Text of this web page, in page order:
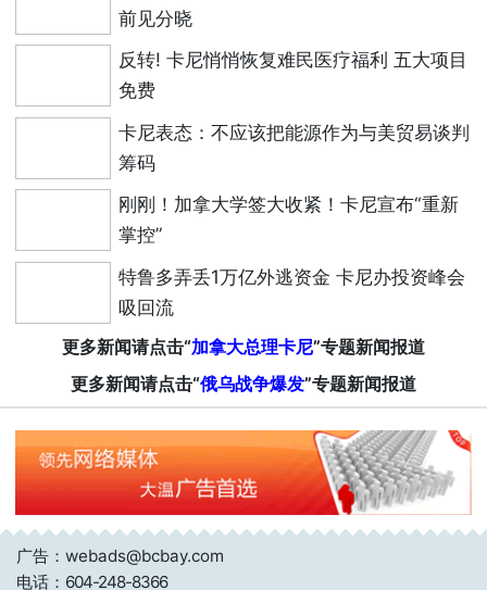
前见分晓
反转! 卡尼悄悄恢复难民医疗福利 五大项目
免费
卡尼表态：不应该把能源作为与美贸易谈判
筹码
刚刚！加拿大学签大收紧！卡尼宣布“重新
掌控”
特鲁多弄丢1万亿外逃资金 卡尼办投资峰会
吸回流
更多新闻请点击“加拿大总理卡尼”专题新闻报道
更多新闻请点击“俄乌战争爆发”专题新闻报道
广告：webads@bcbay.com
电话： 604-248-8366